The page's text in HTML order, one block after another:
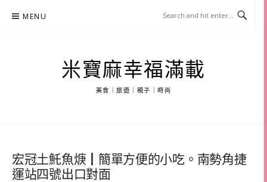
MENU
米寶麻幸福滿載
美食｜旅遊｜親子｜時尚
宏冠土魠魚焿┃簡單方便的小吃。南勢角捷
運站四號出口對面